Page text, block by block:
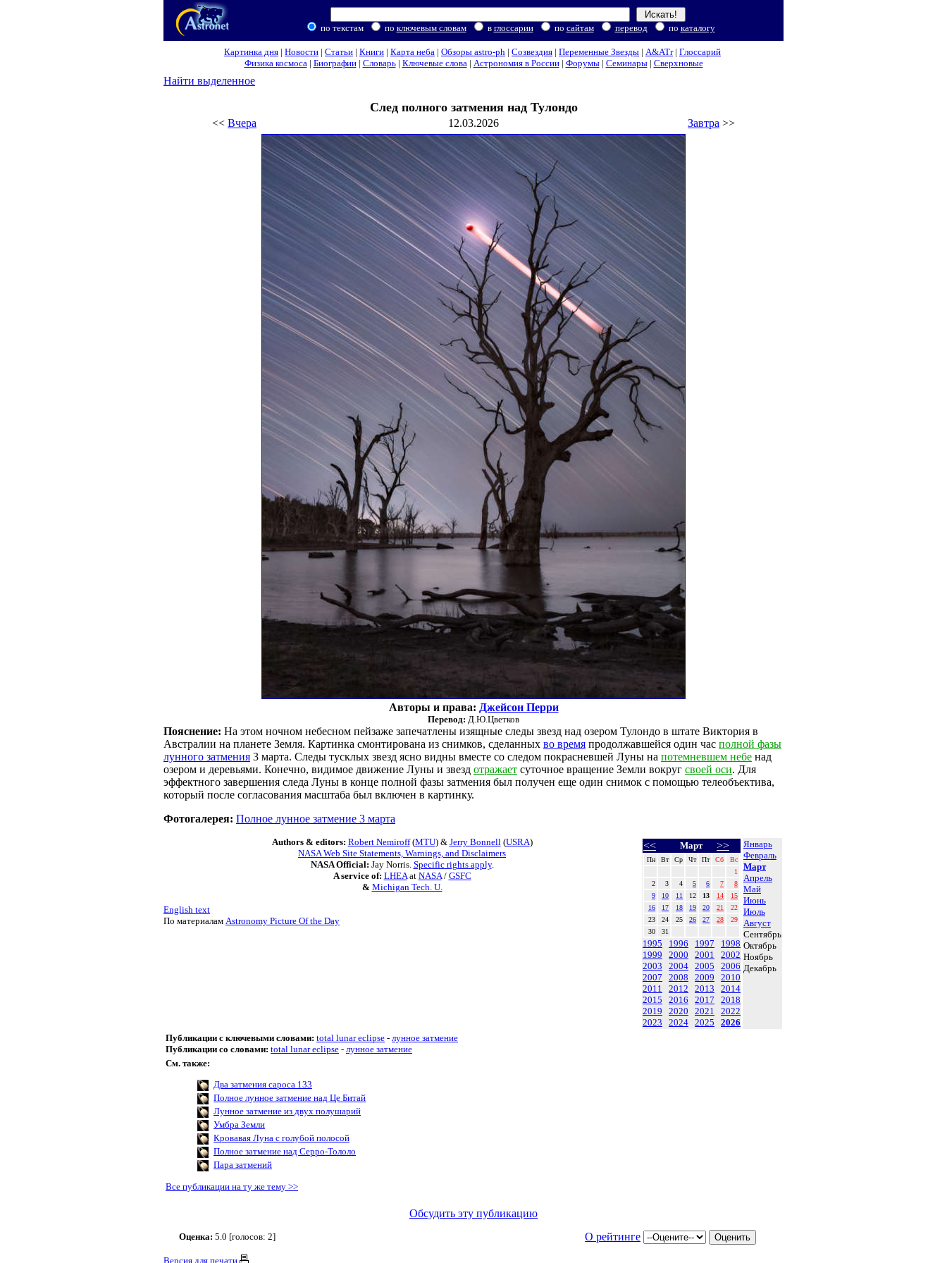
по текстам по ключевым словам в глоссарии по сайтам перевод по каталогу
Картинка дня | Новости | Статьи | Книги | Карта неба | Обзоры astro-ph | Созвездия | Переменные Звезды | A&ATr| Глоссарий
Физика космоса| Биографии| Словарь| Ключевые слова| Астрономия в России| Форумы| Семинары| Сверхновые
Найти выделенное
След полного затмения над Тулондо
<< Вчера 12.03.2026 Завтра >>
Авторы и права: Джейсон Перри
Перевод: Д.Ю.Цветков
Пояснение: На этом ночном небесном пейзаже запечатлены изящные следы звезд над озером Тулондо в штате Виктория в
Австралии на планете Земля. Картинка смонтирована из снимков, сделанных во время продолжавшейся один час полной фазы
лунного затмения 3 марта. Следы тусклых звезд ясно видны вместе со следом покрасневшей Луны на потемневшем небе над
озером и деревьями. Конечно, видимое движение Луны и звезд отражает суточное вращение Земли вокруг своей оси. Для
эффектного завершения следа Луны в конце полной фазы затмения был получен еще один снимок с помощью телеобъектива,
который после согласования масштаба был включен в картинку.
Фотогалерея: Полное лунное затмение 3 марта
<< Март >>
Пн Вт Ср Чт Пт Сб
Вс
1
2
3 4 5 6 7
8
9
10 11 12 13 14
15
16
17 18 19 20 21
22
23
24 25 26 27 28
29
30
31
1995 1996 1997
1998
1999
2000 2001
2002
2003
2004 2005
2006
2007
2008 2009
2010
2011
2012 2013
2014
2015
2016 2017
2018
2019
2020 2021
2022
2023
2024 2025 2026
Январь
Февраль
Март
Апрель
Май
Июнь
Июль
Август
Сентябрь
Октябрь
Ноябрь
Декабрь
Authors & editors: Robert Nemiroff(MTU) & Jerry Bonnell(USRA)
NASA Web Site Statements, Warnings, and Disclaimers
NASA Official: Jay Norris. Specific rights apply.
A service of: LHEAat NASA/ GSFC
& Michigan Tech. U.
English text
По материалам Astronomy Picture Of the Day
Публикации с ключевыми словами: total lunar eclipse - лунное затмение
Публикации со словами: total lunar eclipse - лунное затмение
См. также:
Два затмения сароса 133
Полное лунное затмение над Це Битай
Лунное затмение из двух полушарий
Умбра Земли
Кровавая Луна с голубой полосой
Полное затмение над Серро-Тололо
Пара затмений
Все публикации на ту же тему >>
Обсудить эту публикацию
Оценка: 5.0 [голосов: 2] О рейтинге
Версия для печати